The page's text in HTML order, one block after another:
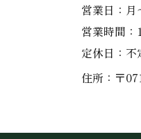
営業日
月
営業時間
定休日
不
住所
〒